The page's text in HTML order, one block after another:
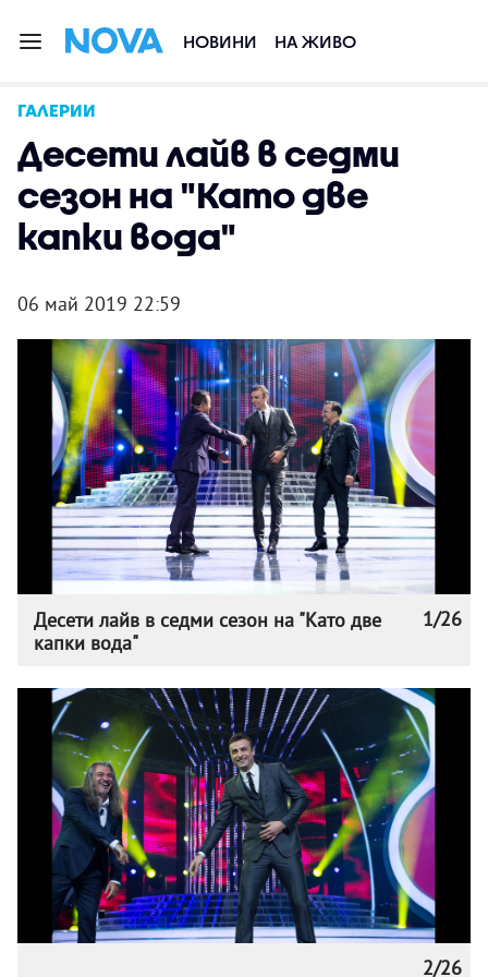
НОВИНИ НА ЖИВО
ГАЛЕРИИ
Десети лайв в седми
сезон на "Като две
капки вода"
06 май 2019 22:59
1/26
Десети лайв в седми сезон на "Като две
капки вода"
2/26